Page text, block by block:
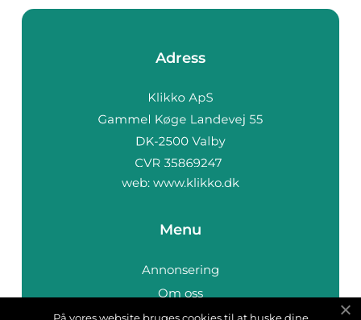
Adress
web: www.klikko.dk
Menu
Annonsering
Om oss
Cookies